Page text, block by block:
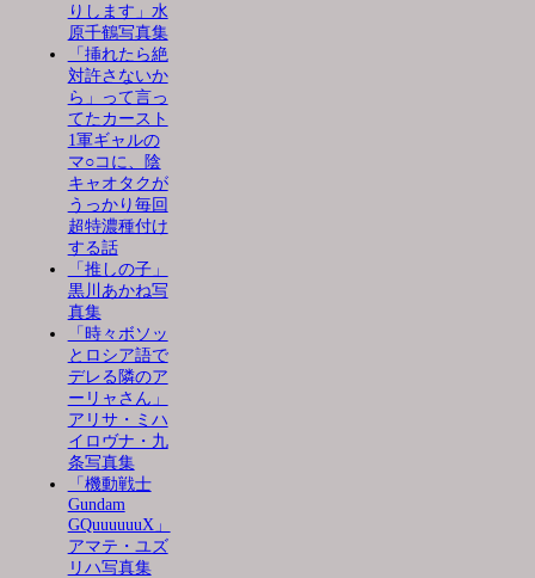
りします」水
原千鶴写真集
「挿れたら絶
対許さないか
ら」って言っ
てたカースト
1軍ギャルの
マ○コに、陰
キャオタクが
うっかり毎回
超特濃種付け
する話
「推しの子」
黒川あかね写
真集
「時々ボソッ
とロシア語で
デレる隣のア
ーリャさん」
アリサ・ミハ
イロヴナ・九
条写真集
「機動戦士
Gundam
GQuuuuuuX」
アマテ・ユズ
リハ写真集